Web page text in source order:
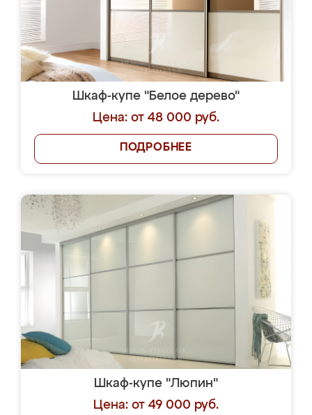
Шкаф-купе "Белое дерево"
Цена: от 48 000 руб.
ПОДРОБНЕЕ
Шкаф-купе "Люпин"
Цена: от 49 000 руб.